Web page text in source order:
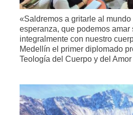
«Saldremos a gritarle al mundo
esperanza, que podemos amar
integralmente con nuestro
Medellín el primer diplomado
Teología del Cuerpo y del